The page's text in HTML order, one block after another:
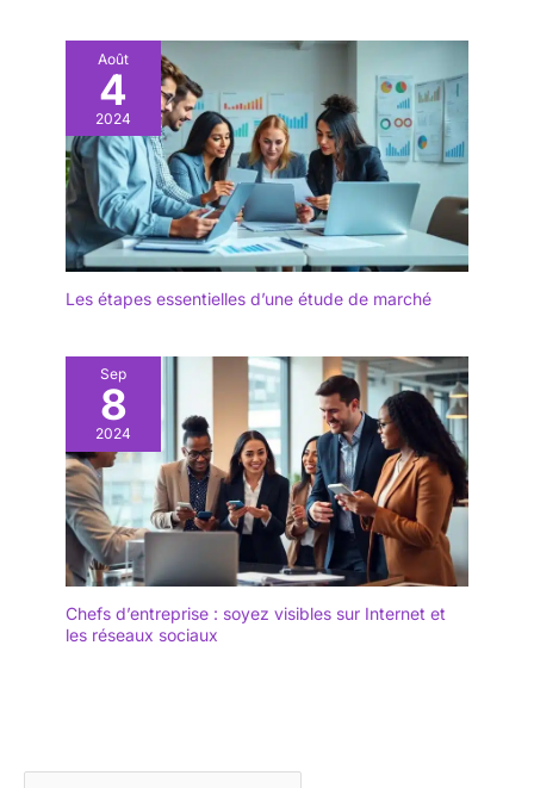
Août
4
2024
Les étapes essentielles d’une étude de marché
Sep
8
2024
Chefs d’entreprise : soyez visibles sur Internet et
les réseaux sociaux